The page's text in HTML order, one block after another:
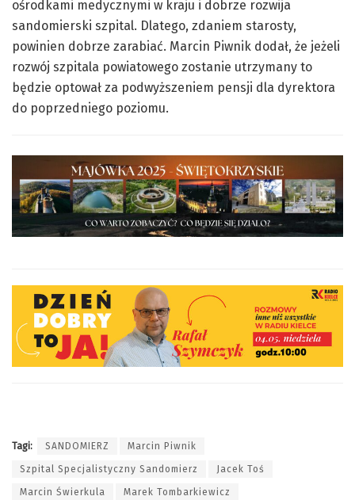
ośrodkami medycznymi w kraju i dobrze rozwija
sandomierski szpital. Dlatego, zdaniem starosty,
powinien dobrze zarabiać. Marcin Piwnik dodał, że jeżeli
rozwój szpitala powiatowego zostanie utrzymany to
będzie optował za podwyższeniem pensji dla dyrektora
do poprzedniego poziomu.
Tagi: SANDOMIERZ Marcin Piwnik
Szpital Specjalistyczny Sandomierz Jacek Toś
Marcin Świerkula Marek Tombarkiewicz